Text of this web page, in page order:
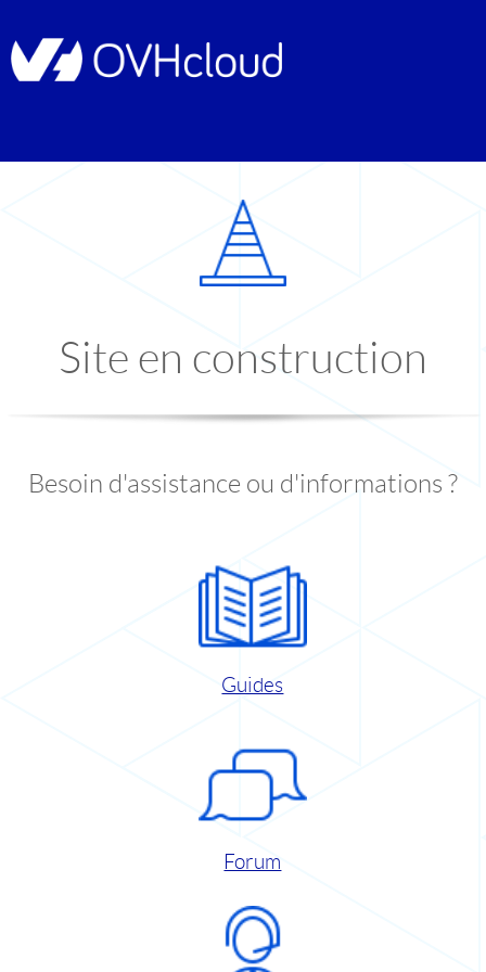
Site en construction
Besoin d'assistance ou d'informations ?
Guides
Forum